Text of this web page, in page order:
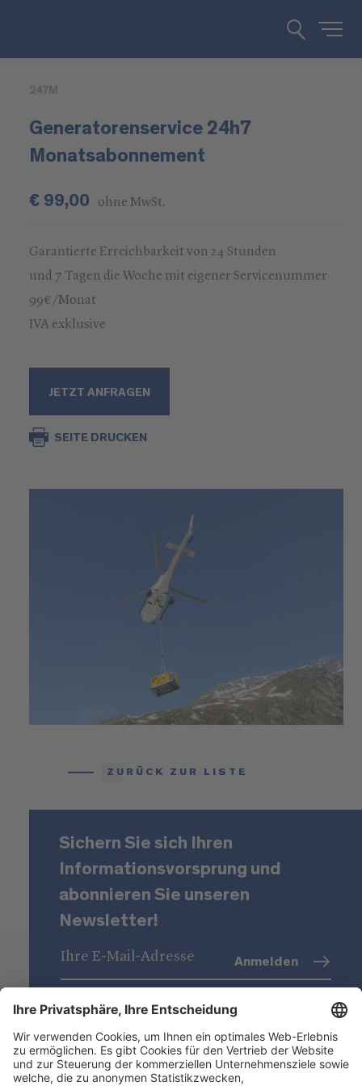
247M
Generatorenservice 24h7
Monatsabonnement
€ 99,00 ohne MwSt.
Garantierte Erreichbarkeit von 24 Stunden
und 7 Tagen die Woche mit eigener Servicenummer
99€/Monat
IVA exklusive
JETZT ANFRAGEN
SEITE DRUCKEN
ZURÜCK ZUR LISTE
Sichern Sie sich Ihren
Informationsvorsprung und
abonnieren Sie unseren
Newsletter!
Datenschutz (Info)
Anmelden